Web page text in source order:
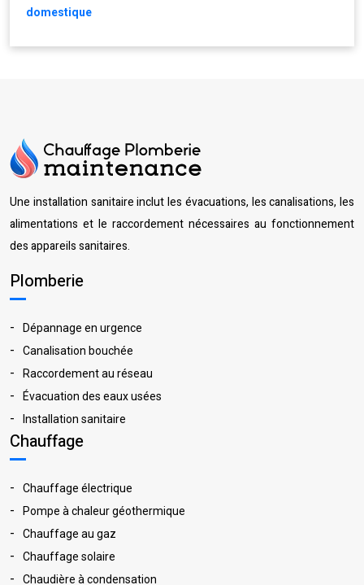
domestique
Une installation sanitaire inclut les évacuations, les canalisations, les
alimentations et le raccordement nécessaires au fonctionnement
des appareils sanitaires.
Plomberie
Dépannage en urgence
Canalisation bouchée
Raccordement au réseau
Évacuation des eaux usées
Installation sanitaire
Chauffage
Chauffage électrique
Pompe à chaleur géothermique
Chauffage au gaz
Chauffage solaire
Chaudière à condensation